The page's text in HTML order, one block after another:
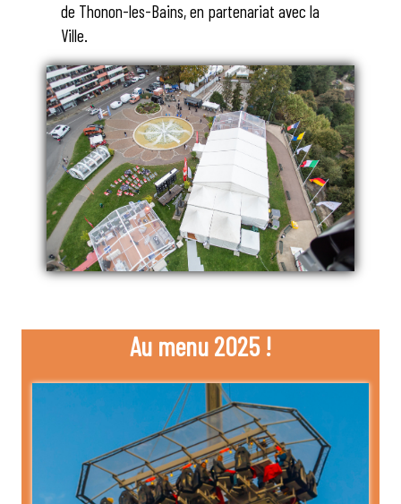
de Thonon-les-Bains, en partenariat avec la
Ville.
Au menu 2025 !